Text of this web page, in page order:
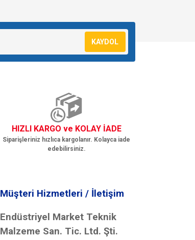
KAYDOL
HIZLI KARGO ve KOLAY İADE
Siparişleriniz hızlıca kargolanır. Kolayca iade
edebilirsiniz.
Müşteri Hizmetleri / İletişim
Endüstriyel Market Teknik
Malzeme San. Tic. Ltd. Şti.